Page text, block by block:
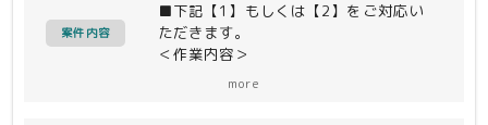
案件内容
■下記【1】もしくは【2】をご対応い
ただきます。
＜作業内容＞
more